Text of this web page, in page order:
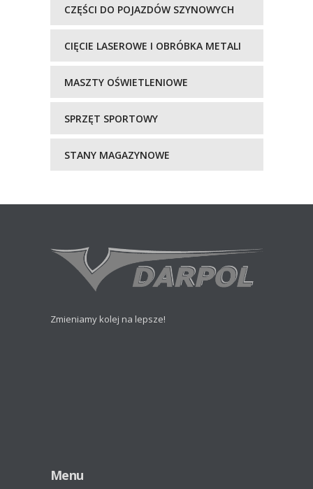
CZĘŚCI DO POJAZDÓW SZYNOWYCH
CIĘCIE LASEROWE I OBRÓBKA METALI
MASZTY OŚWIETLENIOWE
SPRZĘT SPORTOWY
STANY MAGAZYNOWE
Zmieniamy kolej na lepsze!
Menu